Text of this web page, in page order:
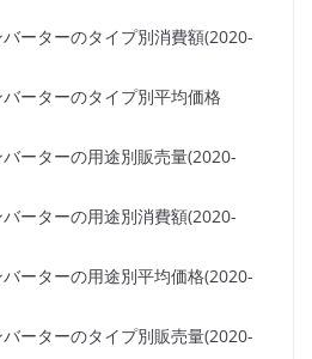
バーターのタイプ別消費額(2020-
バーターのタイプ別平均価格
バーターの用途別販売量(2020-
バーターの用途別消費額(2020-
バーターの用途別平均価格(2020-
バーターのタイプ別販売量(2020-